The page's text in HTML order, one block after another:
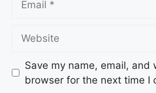
Save my name, email, and
browser for the next time I